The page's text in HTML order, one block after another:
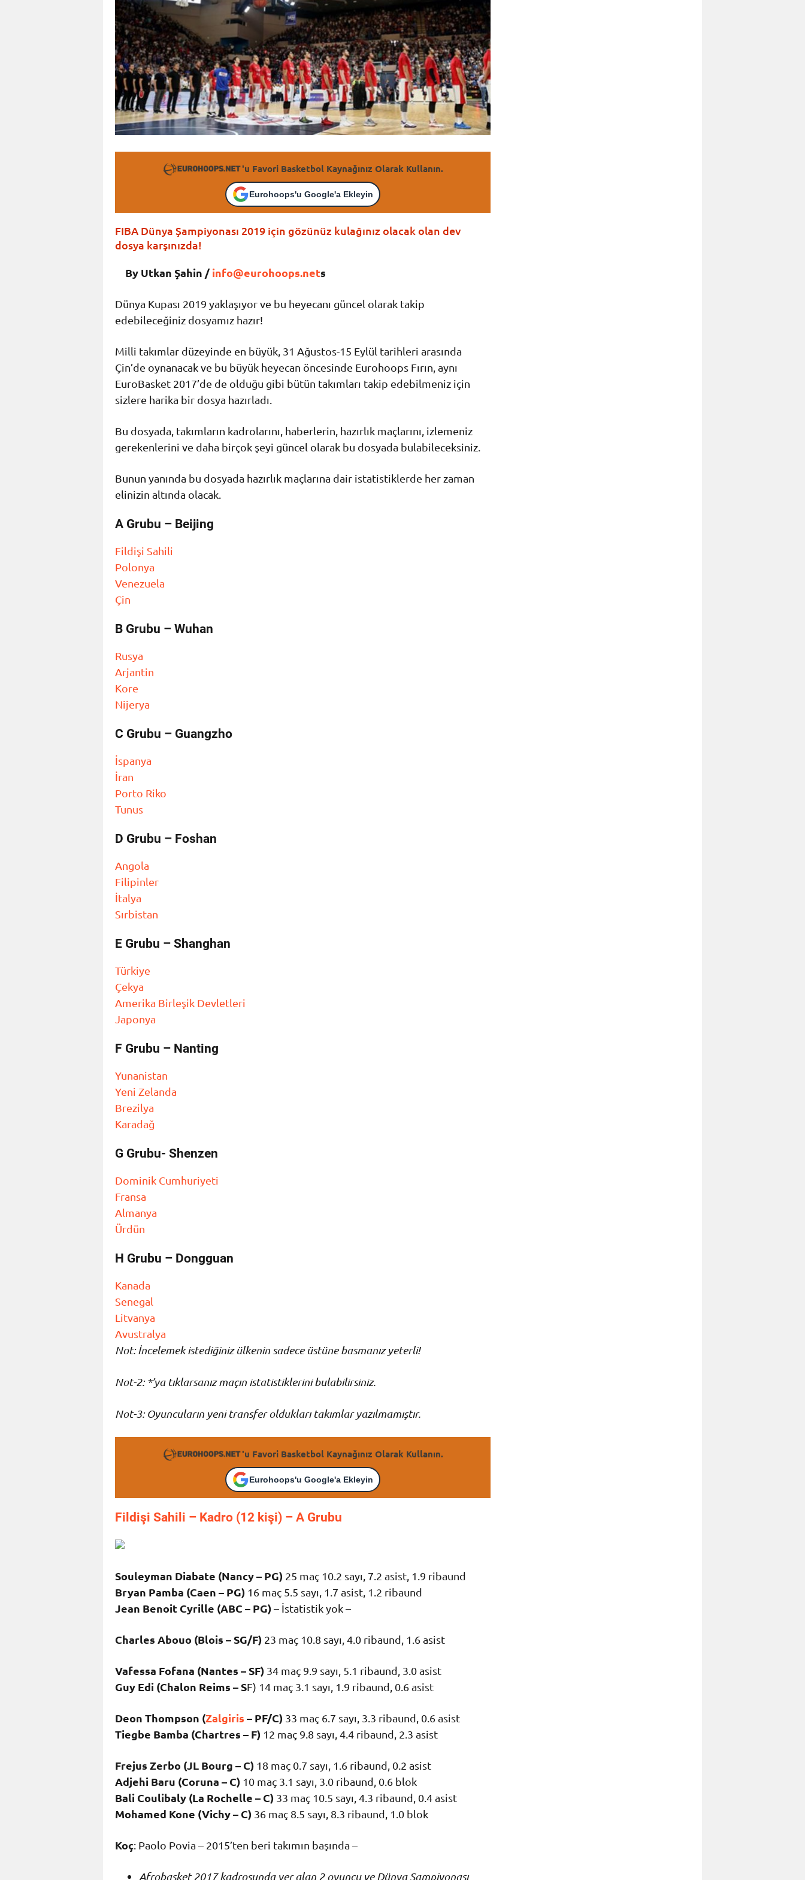
'u Favori Basketbol Kaynağınız Olarak Kullanın.
Eurohoops'u Google'a Ekleyin
FIBA Dünya Şampiyonası 2019 için gözünüz kulağınız olacak olan dev
dosya karşınızda!
By Utkan Şahin /info@eurohoops.nets
Dünya Kupası 2019 yaklaşıyor ve bu heyecanı güncel olarak takip
edebileceğiniz dosyamız hazır!
Milli takımlar düzeyinde en büyük, 31 Ağustos-15 Eylül tarihleri arasında
Çin’de oynanacak ve bu büyük heyecan öncesinde Eurohoops Fırın, aynı
EuroBasket 2017’de de olduğu gibi bütün takımları takip edebilmeniz için
sizlere harika bir dosya hazırladı.
Bu dosyada, takımların kadrolarını, haberlerin, hazırlık maçlarını, izlemeniz
gerekenlerini ve daha birçok şeyi güncel olarak bu dosyada bulabileceksiniz.
Bunun yanında bu dosyada hazırlık maçlarına dair istatistiklerde her zaman
elinizin altında olacak.
A Grubu – Beijing
Fildişi Sahili
Polonya
Venezuela
Çin
B Grubu – Wuhan
Rusya
Arjantin
Kore
Nijerya
C Grubu – Guangzho
İspanya
İran
Porto Riko
Tunus
D Grubu – Foshan
Angola
Filipinler
İtalya
Sırbistan
E Grubu – Shanghan
Türkiye
Çekya
Amerika Birleşik Devletleri
Japonya
F Grubu – Nanting
Yunanistan
Yeni Zelanda
Brezilya
Karadağ
G Grubu- Shenzen
Dominik Cumhuriyeti
Fransa
Almanya
Ürdün
H Grubu – Dongguan
Kanada
Senegal
Litvanya
Avustralya
Not: İncelemek istediğiniz ülkenin sadece üstüne basmanız yeterli!
Not-2: *’ya tıklarsanız maçın istatistiklerini bulabilirsiniz.
Not-3: Oyuncuların yeni transfer oldukları takımlar yazılmamıştır.
'u Favori Basketbol Kaynağınız Olarak Kullanın.
Eurohoops'u Google'a Ekleyin
Fildişi Sahili – Kadro (12 kişi) – A Grubu
Souleyman Diabate (Nancy – PG) 25 maç 10.2 sayı, 7.2 asist, 1.9 ribaund
Bryan Pamba (Caen – PG) 16 maç 5.5 sayı, 1.7 asist, 1.2 ribaund
Jean Benoit Cyrille (ABC – PG)– İstatistik yok –
Charles Abouo (Blois – SG/F) 23 maç 10.8 sayı, 4.0 ribaund, 1.6 asist
Vafessa Fofana (Nantes – SF) 34 maç 9.9 sayı, 5.1 ribaund, 3.0 asist
Guy Edi (Chalon Reims – SF) 14 maç 3.1 sayı, 1.9 ribaund, 0.6 asist
Deon Thompson (Zalgiris – PF/C) 33 maç 6.7 sayı, 3.3 ribaund, 0.6 asist
Tiegbe Bamba (Chartres – F) 12 maç 9.8 sayı, 4.4 ribaund, 2.3 asist
Frejus Zerbo (JL Bourg – C) 18 maç 0.7 sayı, 1.6 ribaund, 0.2 asist
Adjehi Baru (Coruna – C) 10 maç 3.1 sayı, 3.0 ribaund, 0.6 blok
Bali Coulibaly (La Rochelle – C) 33 maç 10.5 sayı, 4.3 ribaund, 0.4 asist
Mohamed Kone (Vichy – C) 36 maç 8.5 sayı, 8.3 ribaund, 1.0 blok
Koç: Paolo Povia – 2015’ten beri takımın başında –
Afrobasket 2017 kadrosunda yer alan 2 oyuncu ve Dünya Şampiyonası